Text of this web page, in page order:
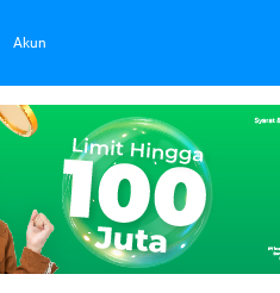
Akun